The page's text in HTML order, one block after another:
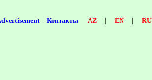
Контакты AZ | EN | RU